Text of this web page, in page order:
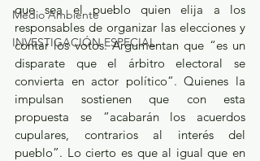
Medio Ambiente
INVESTIGACIÓN ESPECIAL
que sea el pueblo quien elija a los
responsables de organizar las elecciones y
contar los votos. Argumentan que “es un
disparate que el árbitro electoral se
convierta en actor político”. Quienes la
impulsan sostienen que con esta
propuesta se “acabarán los acuerdos
cupulares, contrarios al interés del
pueblo”. Lo cierto es que al igual que en